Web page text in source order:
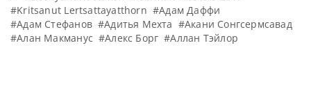
#Kritsanut Lertsattayatthorn #Адам Даффи
#Адам Стефанов #Адитья Мехта #Акани Сонгсермсавад
#Алан Макманус #Алекс Борг #Аллан Тэйлор